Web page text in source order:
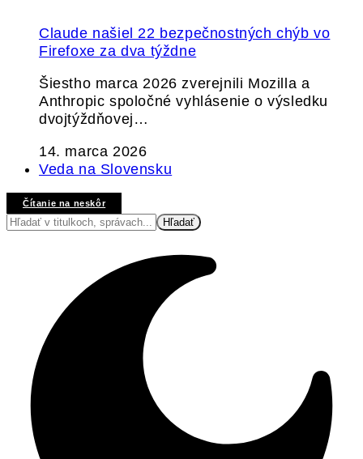
Claude našiel 22 bezpečnostných chýb vo
Firefoxe za dva týždne
Šiestho marca 2026 zverejnili Mozilla a
Anthropic spoločné vyhlásenie o výsledku
dvojtýždňovej…
14. marca 2026
Veda na Slovensku
Čítanie na neskôr